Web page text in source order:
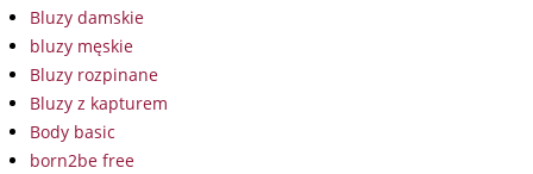
Bluzy damskie
bluzy męskie
Bluzy rozpinane
Bluzy z kapturem
Body basic
born2be free